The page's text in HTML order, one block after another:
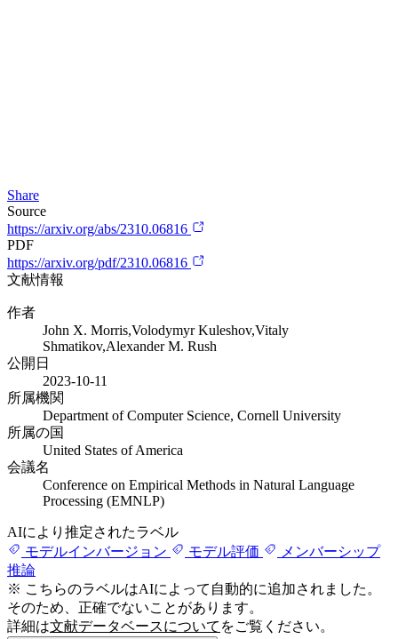
Share
Source
https://arxiv.org/abs/2310.06816
PDF
https://arxiv.org/pdf/2310.06816
文献情報
作者
John X. Morris,Volodymyr Kuleshov,Vitaly
Shmatikov,Alexander M. Rush
公開日
2023-10-11
所属機関
Department of Computer Science, Cornell University
所属の国
United States of America
会議名
Conference on Empirical Methods in Natural Language
Processing (EMNLP)
AIにより推定されたラベル
モデルインバージョン
モデル評価
メンバーシップ
推論
※ こちらのラベルはAIによって自動的に追加されました。
そのため、正確でないことがあります。
詳細は文献データベースについて をご覧ください。